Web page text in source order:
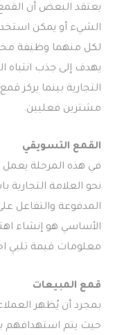
يعتقد البعض أن
الشيء أو يمكن
لكل منهما وظيفة
يهدف إلى جذب انتباه
التجارية بينما يركز
مشترين فعليين.
القمع التسويقي
في هذه المرحلة يعمل
نحو العلامة التجارية
المدفوعة والتفاعل
الأساسي هو إنشاء
معلومات قيمة تلبي
قمع المبيعات
بمجرد أن يُظهر
حيث يتم